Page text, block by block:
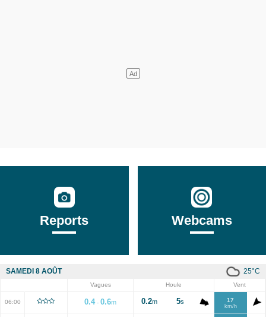
Reports Webcams
25°C
SAMEDI 8 AOÛT
Vagues Houle Vent
06:00 0.4-0.6m 0.2m 5s 17
km/h